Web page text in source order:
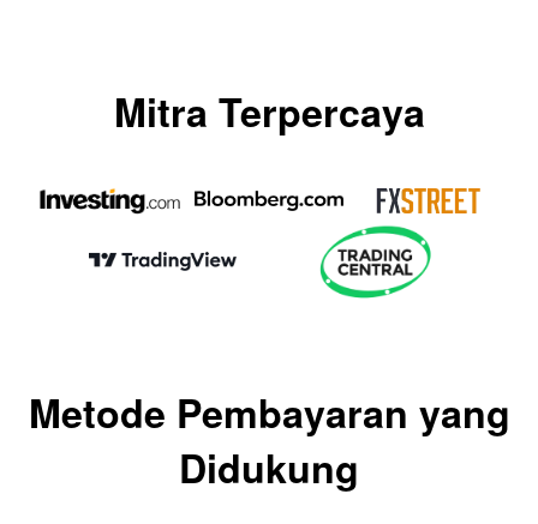
Mitra Terpercaya
Metode Pembayaran yang
Didukung